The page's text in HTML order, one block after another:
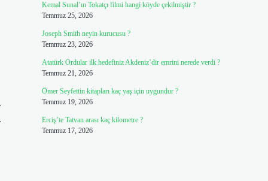
Kemal Sunal’ın Tokatçı filmi hangi köyde çekilmiştir ?
Temmuz 25, 2026
Joseph Smith neyin kurucusu ?
Temmuz 23, 2026
Atatürk Ordular ilk hedefiniz Akdeniz’dir emrini nerede verdi ?
Temmuz 21, 2026
Ömer Seyfettin kitapları kaç yaş için uygundur ?
Temmuz 19, 2026
Erciş’te Tatvan arası kaç kilometre ?
Temmuz 17, 2026